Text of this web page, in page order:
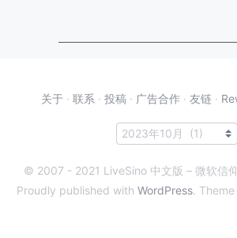
关于 · 联系 · 投稿 · 广告合作 · 友链 ·
© 2007 - 2021 LiveSino 中文版 – 微软信
Proudly published with WordPress. Theme